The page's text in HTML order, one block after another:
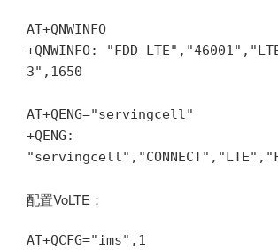
AT+QNWINFO
+QNWINFO: "FDD
3",1650
AT+QENG="servingcell"
+QENG:
配置VoLTE：
AT+QCFG="ims",1